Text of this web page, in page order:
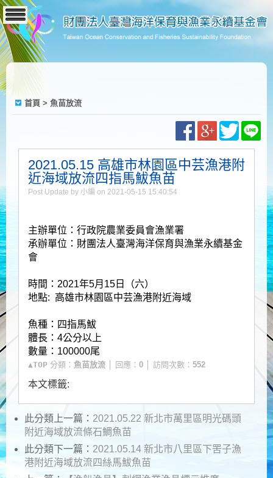
首頁 > 魚苗放流
2021.05.15 高雄市林園區中芸漁港附
近海域放流四指馬鮁魚苗
Post Update by 小編 on 2021-05-15 15:40:54
主辦單位：行政院農業委員會漁業署
承辦單位：財團法人臺灣海洋保育與漁業永續基金
會
時間：2021年5月15日（六）
地點: 高雄市林園區中芸漁港附近海域
魚種：四指馬鮁
體長：4公分以上
數量：100000尾
▲TOP 分類： 魚苗放流 │ 回應： 0 │ 訪問次數： 552
本文標籤:
此分類上一篇： 2021.05.22 新北市萬里區明光碼頭
附近海域放流條石鯛魚苗
此分類下一篇： 2021.05.14 新北市八里區下罟子漁
港附近海域放流四絲馬鮁魚苗